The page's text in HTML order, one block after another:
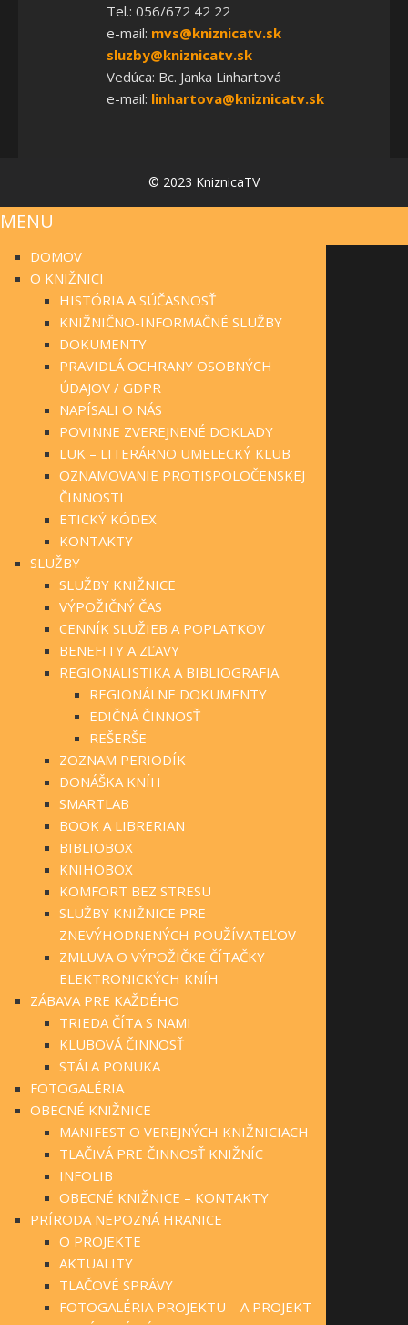
Tel.: 056/672 42 22
e-mail: mvs@kniznicatv.sk
sluzby@kniznicatv.sk
Vedúca: Bc. Janka Linhartová
e-mail: linhartova@kniznicatv.sk
© 2023 KniznicaTV
MENU
DOMOV
O KNIŽNICI
HISTÓRIA A SÚČASNOSŤ
KNIŽNIČNO-INFORMAČNÉ SLUŽBY
DOKUMENTY
PRAVIDLÁ OCHRANY OSOBNÝCH
ÚDAJOV / GDPR
NAPÍSALI O NÁS
POVINNE ZVEREJNENÉ DOKLADY
LUK – LITERÁRNO UMELECKÝ KLUB
OZNAMOVANIE PROTISPOLOČENSKEJ
ČINNOSTI
ETICKÝ KÓDEX
KONTAKTY
SLUŽBY
SLUŽBY KNIŽNICE
VÝPOŽIČNÝ ČAS
CENNÍK SLUŽIEB A POPLATKOV
BENEFITY A ZĽAVY
REGIONALISTIKA A BIBLIOGRAFIA
REGIONÁLNE DOKUMENTY
EDIČNÁ ČINNOSŤ
REŠERŠE
ZOZNAM PERIODÍK
DONÁŠKA KNÍH
SMARTLAB
BOOK A LIBRERIAN
BIBLIOBOX
KNIHOBOX
KOMFORT BEZ STRESU
SLUŽBY KNIŽNICE PRE
ZNEVÝHODNENÝCH POUŽÍVATEĽOV
ZMLUVA O VÝPOŽIČKE ČÍTAČKY
ELEKTRONICKÝCH KNÍH
ZÁBAVA PRE KAŽDÉHO
TRIEDA ČÍTA S NAMI
KLUBOVÁ ČINNOSŤ
STÁLA PONUKA
FOTOGALÉRIA
OBECNÉ KNIŽNICE
MANIFEST O VEREJNÝCH KNIŽNICIACH
TLAČIVÁ PRE ČINNOSŤ KNIŽNÍC
INFOLIB
OBECNÉ KNIŽNICE – KONTAKTY
PRÍRODA NEPOZNÁ HRANICE
O PROJEKTE
AKTUALITY
TLAČOVÉ SPRÁVY
FOTOGALÉRIA PROJEKTU – A PROJEKT